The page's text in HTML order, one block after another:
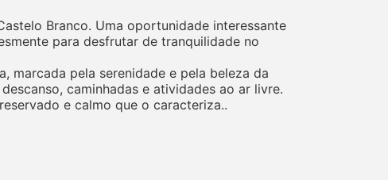
Branco. Uma oportunidade interessante
para desfrutar de tranquilidade no
marcada pela serenidade e pela beleza da
caminhadas e atividades ao ar livre.
e calmo que o caracteriza..